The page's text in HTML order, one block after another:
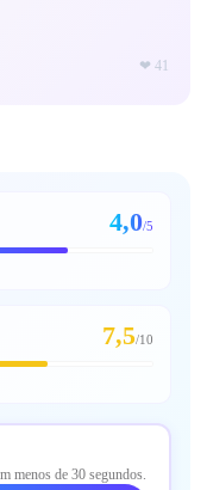
❤ 41
4,0/5
7,5/10
menos de 30 segundos.